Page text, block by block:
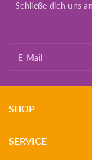
Schließe dich uns
E-Mail
SHOP
SERVICE